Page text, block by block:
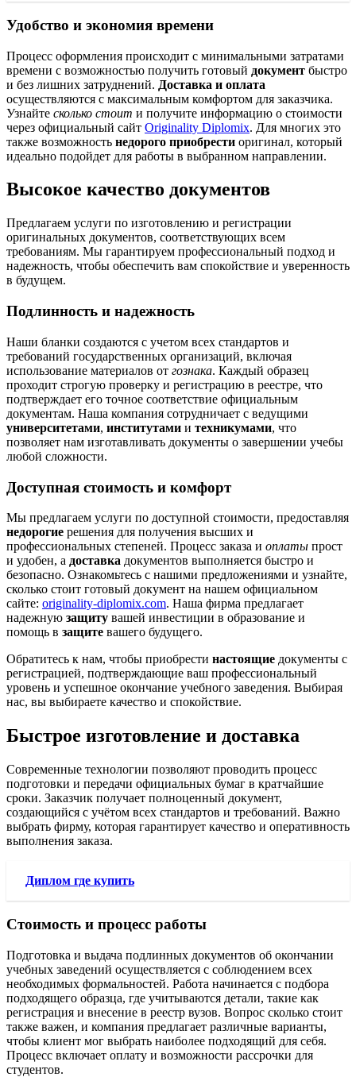
Удобство и экономия времени
Процесс оформления происходит с минимальными затратами
времени с возможностью получить готовый документ быстро
и без лишних затруднений. Доставка и оплата
осуществляются с максимальным комфортом для заказчика.
Узнайте сколько стоит и получите информацию о стоимости
через официальный сайт Originality Diplomix. Для многих это
также возможность недорого приобрести оригинал, который
идеально подойдет для работы в выбранном направлении.
Высокое качество документов
Предлагаем услуги по изготовлению и регистрации
оригинальных документов, соответствующих всем
требованиям. Мы гарантируем профессиональный подход и
надежность, чтобы обеспечить вам спокойствие и уверенность
в будущем.
Подлинность и надежность
Наши бланки создаются с учетом всех стандартов и
требований государственных организаций, включая
использование материалов от гознака. Каждый образец
проходит строгую проверку и регистрацию в реестре, что
подтверждает его точное соответствие официальным
документам. Наша компания сотрудничает с ведущими
университетами, институтами и техникумами, что
позволяет нам изготавливать документы о завершении учебы
любой сложности.
Доступная стоимость и комфорт
Мы предлагаем услуги по доступной стоимости, предоставляя
недорогие решения для получения высших и
профессиональных степеней. Процесс заказа и оплаты прост
и удобен, а доставка документов выполняется быстро и
безопасно. Ознакомьтесь с нашими предложениями и узнайте,
сколько стоит готовый документ на нашем официальном
сайте: originality-diplomix.com. Наша фирма предлагает
надежную защиту вашей инвестиции в образование и
помощь в защите вашего будущего.
Обратитесь к нам, чтобы приобрести настоящие документы с
регистрацией, подтверждающие ваш профессиональный
уровень и успешное окончание учебного заведения. Выбирая
нас, вы выбираете качество и спокойствие.
Быстрое изготовление и доставка
Современные технологии позволяют проводить процесс
подготовки и передачи официальных бумаг в кратчайшие
сроки. Заказчик получает полноценный документ,
создающийся с учётом всех стандартов и требований. Важно
выбрать фирму, которая гарантирует качество и оперативность
выполнения заказа.
Диплом где купить
Стоимость и процесс работы
Подготовка и выдача подлинных документов об окончании
учебных заведений осуществляется с соблюдением всех
необходимых формальностей. Работа начинается с подбора
подходящего образца, где учитываются детали, такие как
регистрация и внесение в реестр вузов. Вопрос сколько стоит
также важен, и компания предлагает различные варианты,
чтобы клиент мог выбрать наиболее подходящий для себя.
Процесс включает оплату и возможности рассрочки для
студентов.